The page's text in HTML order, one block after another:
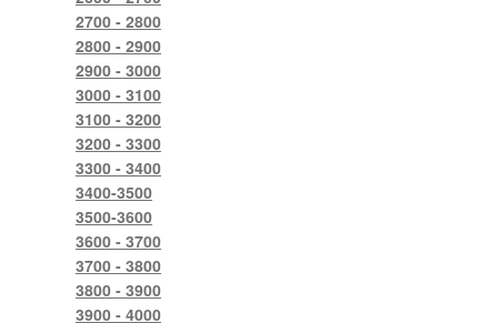
2700 - 2800
2800 - 2900
2900 - 3000
3000 - 3100
3100 - 3200
3200 - 3300
3300 - 3400
3400-3500
3500-3600
3600 - 3700
3700 - 3800
3800 - 3900
3900 - 4000